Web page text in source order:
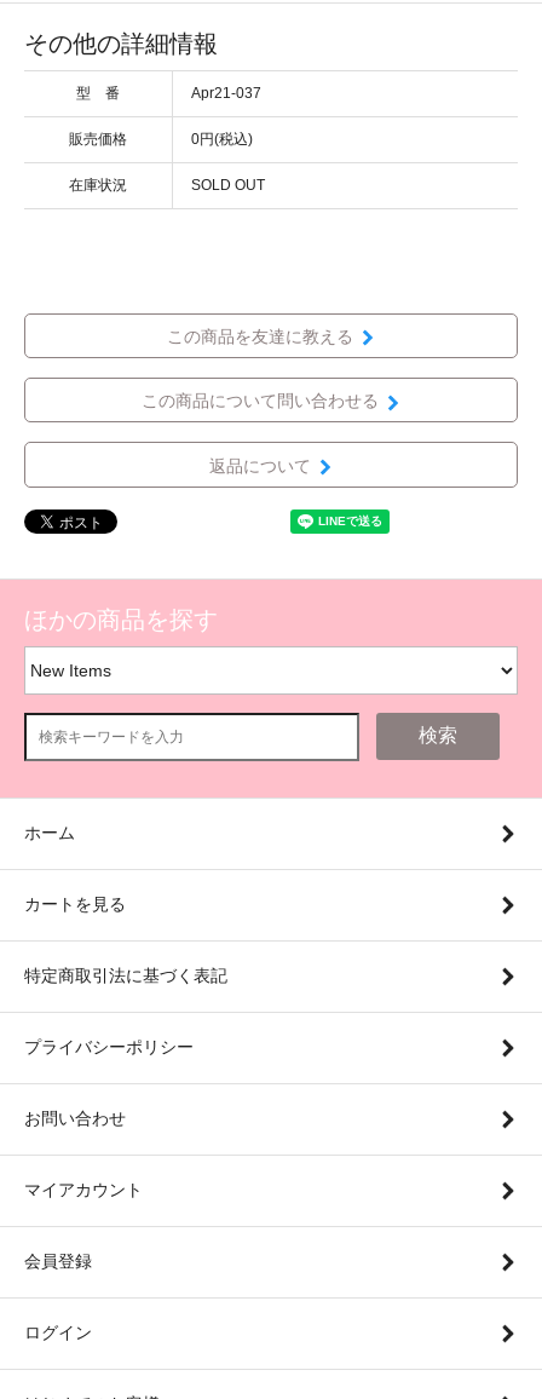
その他の詳細情報
型 番 Apr21-037
販売価格 0円(税込)
在庫状況 SOLD OUT
この商品を友達に教える
この商品について問い合わせる
返品について
ほかの商品を探す
検索
ホーム
カートを見る
特定商取引法に基づく表記
プライバシーポリシー
お問い合わせ
マイアカウント
会員登録
ログイン